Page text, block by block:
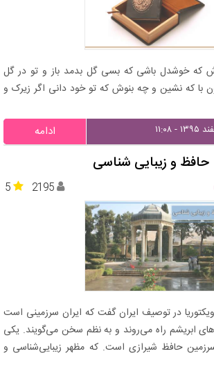
که خوشدل باشی که بسی گل بدمد باز و تو در گل
با که نشین و چه بنوش که تو خود دانی اگر زیرک و
ادامه
حافظ و زیبایی شناسی
5 2195
در توصیف ایران گفت که ایران سرزمینی است
ابریشم راه می‌روند و به نظم سخن می‌گویند. یکی
حافظ شیرازی است. که مظهر زیبایی‌شناسی و